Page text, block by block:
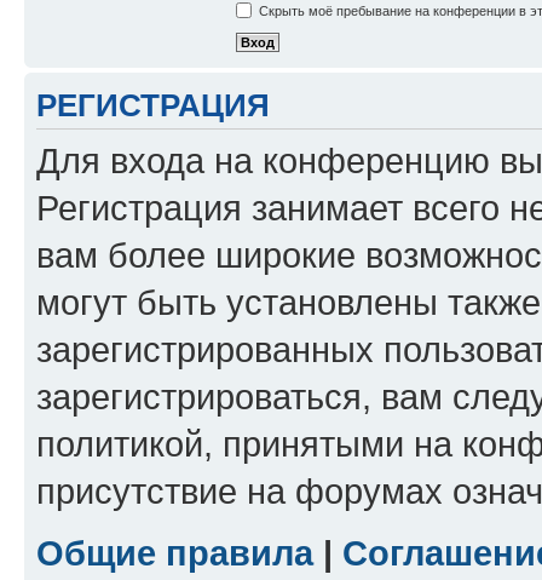
Скрыть моё пребывание на конференции в
РЕГИСТРАЦИЯ
Для входа на конференцию
Регистрация занимает всего
вам более широкие
могут быть установлены
зарегистрированных
зарегистрироваться, вам
политикой, принятыми на
присутствие на форумах
Общие правила|